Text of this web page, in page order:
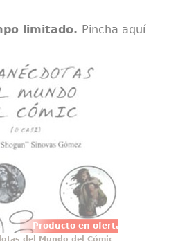
limitado. Pincha aquí
Producto en oferta
del Mundo del
Cómic
del Mundo del
recoge algunas de
más divertidas y
por las editoriales...
del Mundo del Cómic